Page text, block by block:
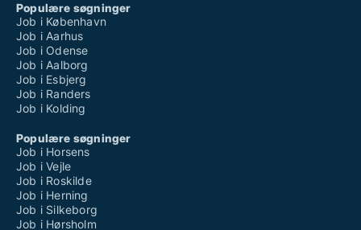
Populære søgninger
Job i København
Job i Aarhus
Job i Odense
Job i Aalborg
Job i Esbjerg
Job i Randers
Job i Kolding
Populære søgninger
Job i Horsens
Job i Vejle
Job i Roskilde
Job i Herning
Job i Silkeborg
Job i Hørsholm